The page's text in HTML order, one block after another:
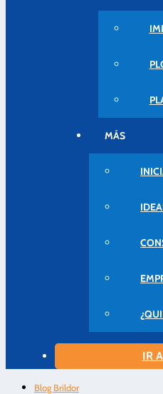
MÁS
IR
Blog Brildor